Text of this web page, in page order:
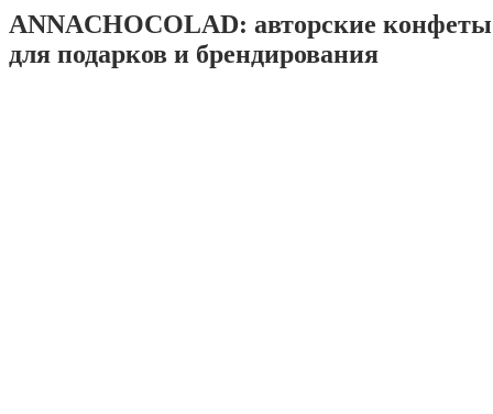
ANNACHOCOLAD: авторские
для подарков и брендирования